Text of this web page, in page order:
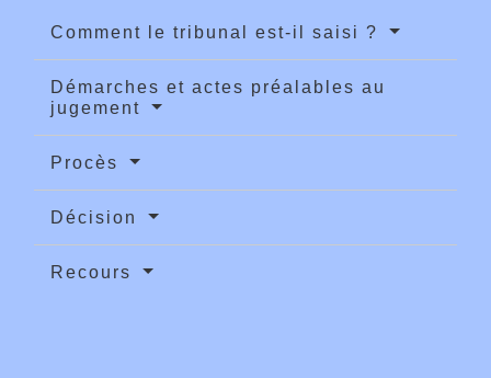
Comment le tribunal est-il saisi ?
Démarches et actes préalables au
jugement
Procès
Décision
Recours